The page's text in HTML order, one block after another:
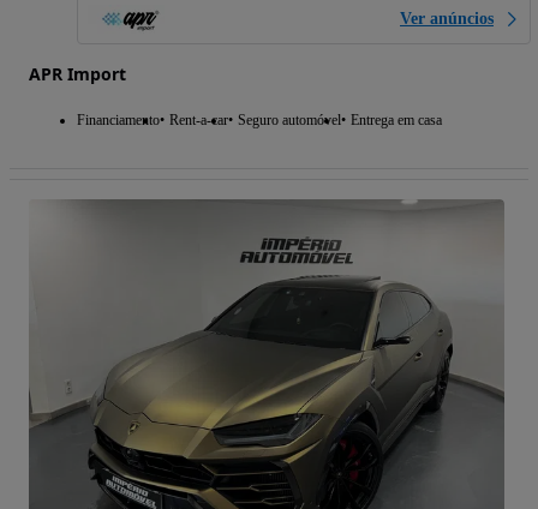
Ver anúncios
APR Import
Financiamento Rent-a-car Seguro automóvel Entrega em casa